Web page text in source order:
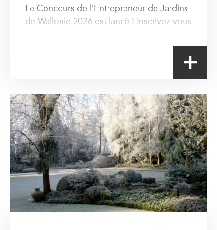
Le Concours de l’Entrepreneur de Jardins
de Wallonie 2026 est lancé ! Inscrivez-vous